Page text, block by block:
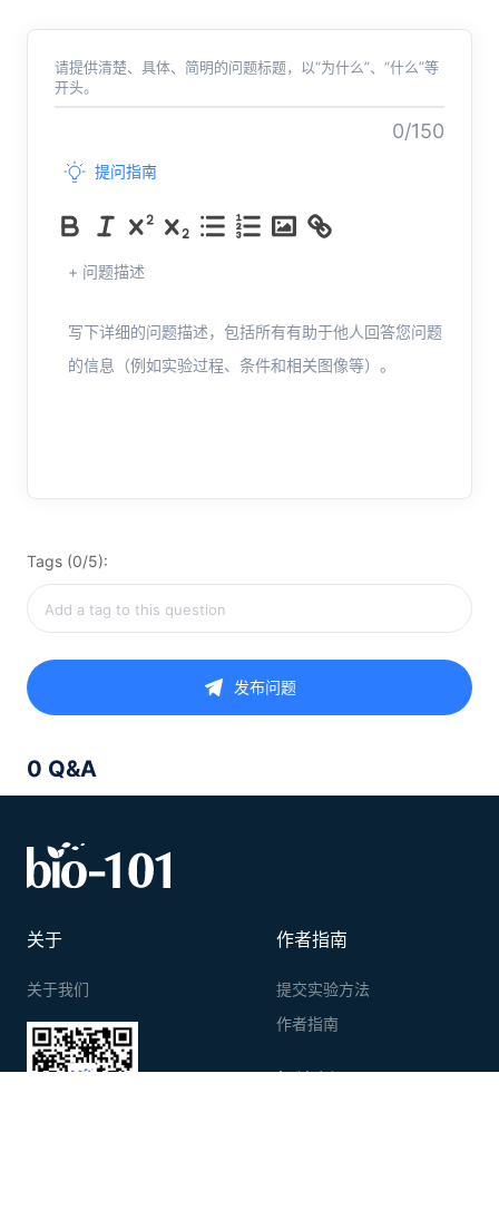
请提供清楚、具体、简明的问题标题，以“为什么”、“什么”等
开头。
0/150
提问指南
+ 问题描述
写下详细的问题描述，包括所有有助于他人回答您问题
的信息（例如实验过程、条件和相关图像等）。
Tags (0/5):
发布问题
0 Q&A
关于
关于我们
作者指南
提交实验方法
作者指南